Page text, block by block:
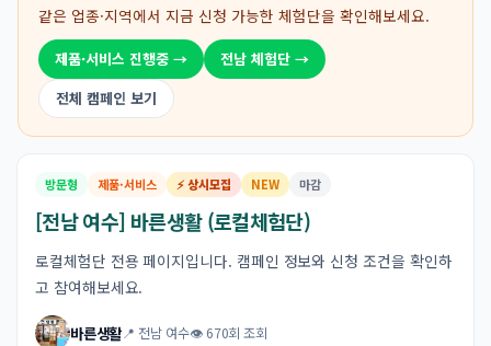
같은 업종·지역에서 지금 신청 가능한 체험단을 확인해보세요.
제품·서비스 진행중 →
전남 체험단 →
전체 캠페인 보기
방문형 제품·서비스 ⚡ 상시모집 NEW 마감
[전남 여수] 바른생활 (로컬체험단)
로컬체험단 전용 페이지입니다. 캠페인 정보와 신청 조건을 확인하
고 참여해보세요.
바른생활📍 전남 여수👁 670회 조회